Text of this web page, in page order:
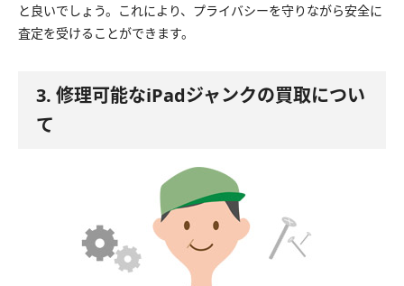
と良いでしょう。これにより、プライバシーを守りながら安全に
査定を受けることができます。
3. 修理可能なiPadジャンクの買取につい
て